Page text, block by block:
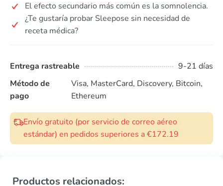
El efecto secundario más común es la somnolencia.
¿Te gustaría probar Sleepose sin necesidad de
receta médica?
Entrega rastreable
9-21 días
Método de
pago
Visa, MasterCard, Discovery, Bitcoin,
Ethereum
Envío gratuito (por servicio de correo aéreo
estándar) en pedidos superiores a €172.19
Productos relacionados: